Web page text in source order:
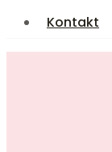
Kontakt